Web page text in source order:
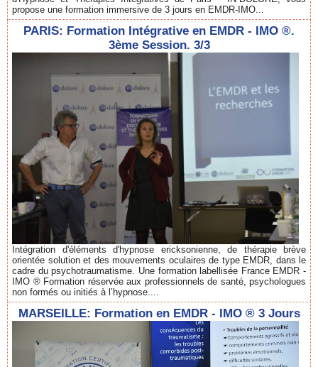
propose une formation immersive de 3 jours en EMDR-IMO...
PARIS: Formation Intégrative en EMDR - IMO ®.
3ème Session. 3/3
Intégration d'éléments d'hypnose ericksonienne, de thérapie brève
orientée solution et des mouvements oculaires de type EMDR, dans le
cadre du psychotraumatisme. Une formation labellisée France EMDR -
IMO ® Formation réservée aux professionnels de santé, psychologues
non formés ou initiés à l’hypnose....
MARSEILLE: Formation en EMDR - IMO ® 3 Jours